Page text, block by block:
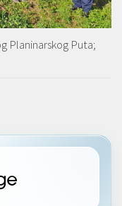
Planinarskog Puta;